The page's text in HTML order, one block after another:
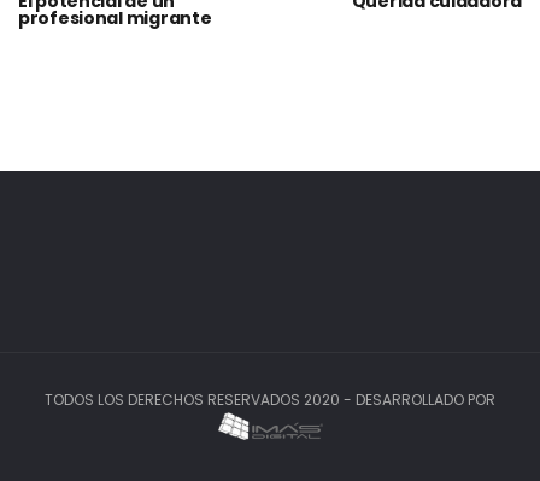
profesional migrante
TODOS LOS DERECHOS RESERVADOS 2020 - DESARROLLADO POR